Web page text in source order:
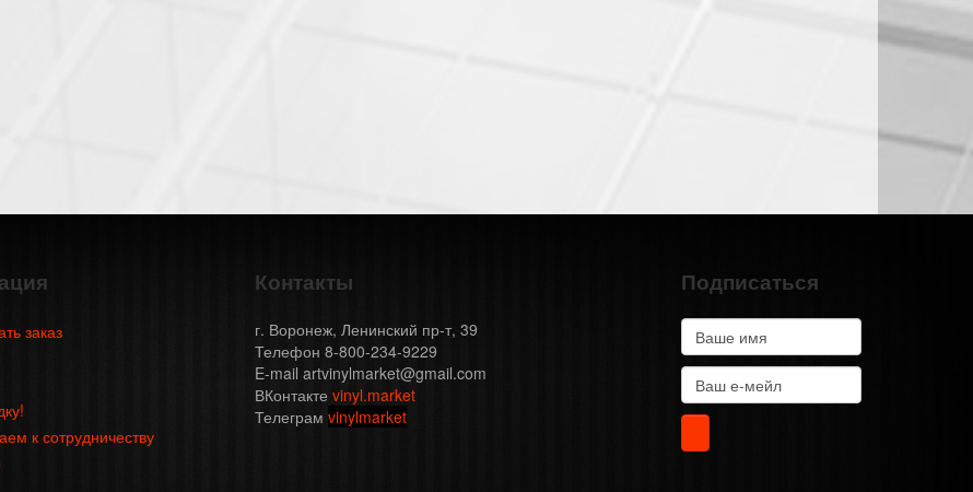
заказ
к сотрудничеству
Контакты
г. Воронеж, Ленинский пр-т, 39
Телефон 8-800-234-9229
E-mail artvinylmarket@gmail.com
ВКонтакте vinyl.market
Телеграм vinylmarket
Подписаться